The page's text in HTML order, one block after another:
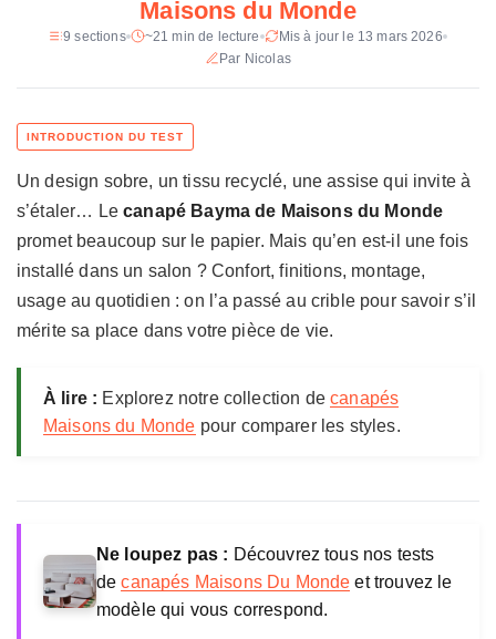
n
a
p
é
y
m
a
i
s
s
o
Garnissage Mousse polyether, fibres polyester
Structure
Pin et peuplier certifies FSC, renforts
acier
Pieds Non precises
Montage A monter (pinces crocodiles)
Certification
Good is Beautiful, bois FSC, tissu
recycle
Maisons du Monde
9 sections ~21 min de lecture
Mis à jour le 13 mars 2026
Par Nicolas
Un design sobre, un tissu recyclé, une assise qui invite à
s’étaler… Lecanapé Bayma de Maisons du Monde
promet beaucoup sur le papier. Mais qu’en est-il une fois
installé dans un salon ? Confort, finitions, montage,
usage au quotidien : on l’a passé au crible pour savoir s’il
mérite sa place dans votre pièce de vie.
À lire : Explorez notre collection decanapés
Maisons du Monde pour comparer les styles.
Ne loupez pas : Découvrez tous nos tests
decanapés Maisons Du Monde et trouvez le
modèle qui vous correspond.